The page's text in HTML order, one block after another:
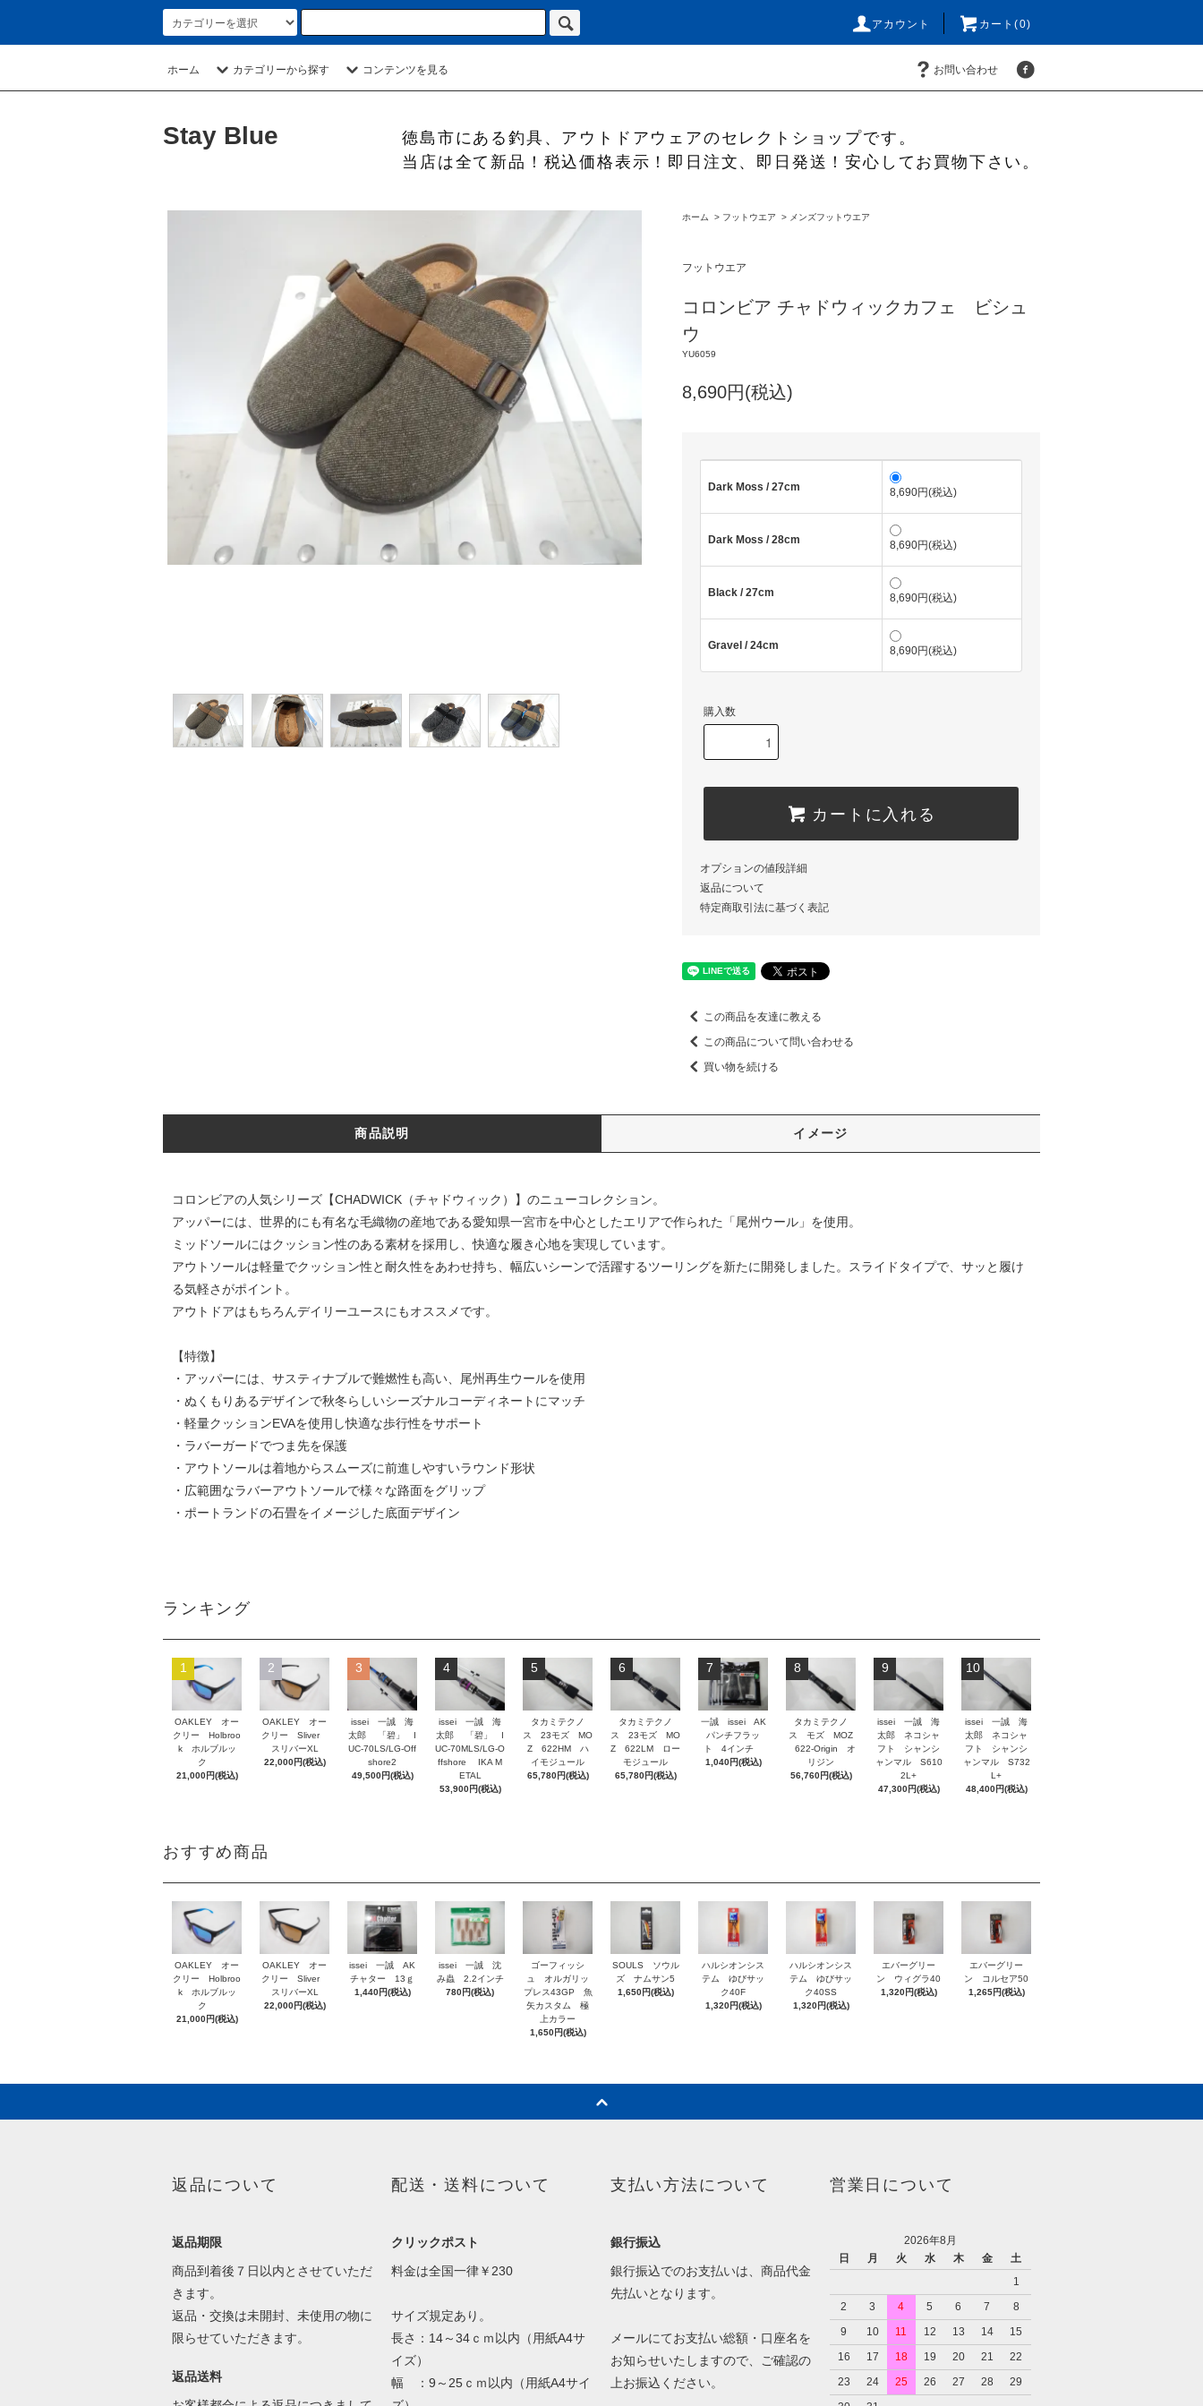
アカウント カート(0)
ホーム カテゴリーから探す コンテンツを見る お問い合わせ
Stay Blue
徳島市にある釣具、アウトドアウェアのセレクトショップです。
当店は全て新品！税込価格表示！即日注文、即日発送！安心してお買物下さい。
ホーム > フットウエア > メンズフットウエア
フットウエア
コロンビア チャドウィックカフェ ビシュ
ウ
YU6059
8,690円(税込)
Dark Moss / 27cm 8,690円(税込)
Dark Moss / 28cm 8,690円(税込)
Black / 27cm 8,690円(税込)
Gravel / 24cm 8,690円(税込)
購入数
カートに入れる
オプションの値段詳細
返品について
特定商取引法に基づく表記
この商品を友達に教える
この商品について問い合わせる
買い物を続ける
商品説明 イメージ
コロンビアの人気シリーズ【CHADWICK（チャドウィック）】のニューコレクション。
アッパーには、世界的にも有名な毛織物の産地である愛知県一宮市を中心としたエリアで作られた「尾州ウール」を使用。
ミッドソールにはクッション性のある素材を採用し、快適な履き心地を実現しています。
アウトソールは軽量でクッション性と耐久性をあわせ持ち、幅広いシーンで活躍するツーリングを新たに開発しました。スライドタイプで、サッと履け
る気軽さがポイント。
アウトドアはもちろんデイリーユースにもオススメです。
【特徴】
・アッパーには、サスティナブルで難燃性も高い、尾州再生ウールを使用
・ぬくもりあるデザインで秋冬らしいシーズナルコーディネートにマッチ
・軽量クッションEVAを使用し快適な歩行性をサポート
・ラバーガードでつま先を保護
・アウトソールは着地からスムーズに前進しやすいラウンド形状
・広範囲なラバーアウトソールで様々な路面をグリップ
・ポートランドの石畳をイメージした底面デザイン
ランキング
1
OAKLEY オー
クリー Holbroo
k ホルブルッ
ク
21,000円(税込)
2
OAKLEY オー
クリー Sliver
スリバーXL
22,000円(税込)
3
issei 一誠 海
太郎 「碧」 I
UC-70LS/LG-Off
shore2
49,500円(税込)
4
issei 一誠 海
太郎 「碧」 I
UC-70MLS/LG-O
ffshore IKA M
ETAL
53,900円(税込)
5
タカミテクノ
ス 23モズ MO
Z 622HM ハ
イモジュール
65,780円(税込)
6
タカミテクノ
ス 23モズ MO
Z 622LM ロー
モジュール
65,780円(税込)
7
一誠 issei AK
パンチフラッ
ト 4インチ
1,040円(税込)
8
タカミテクノ
ス モズ MOZ
622-Origin オ
リジン
56,760円(税込)
9
issei 一誠 海
太郎 ネコシャ
フト シャンシ
ャンマル S610
2L+
47,300円(税込)
10
issei 一誠 海
太郎 ネコシャ
フト シャンシ
ャンマル S732
L+
48,400円(税込)
おすすめ商品
OAKLEY オー
クリー Holbroo
k ホルブルッ
ク
21,000円(税込)
OAKLEY オー
クリー Sliver
スリバーXL
22,000円(税込)
issei 一誠 AK
チャター 13ｇ
1,440円(税込)
issei 一誠 沈
み蟲 2.2インチ
780円(税込)
ゴーフィッシ
ュ オルガリッ
プレス43GP 魚
矢カスタム 極
上カラー
1,650円(税込)
SOULS ソウル
ズ ナムサン5
1,650円(税込)
ハルシオンシス
テム ゆびサッ
ク40F
1,320円(税込)
ハルシオンシス
テム ゆびサッ
ク40SS
1,320円(税込)
エバーグリー
ン ウィグラ40
1,320円(税込)
エバーグリー
ン コルセア50
1,265円(税込)
返品について
返品期限
商品到着後７日以内とさせていただ
きます。
返品・交換は未開封、未使用の物に
限らせていただきます。
返品送料
配送・送料について
クリックポスト
料金は全国一律￥230
サイズ規定あり。
長さ：14～34ｃｍ以内（用紙A4サ
イズ）
幅 ：9～25ｃｍ以内（用紙A4サイ
支払い方法について
銀行振込
銀行振込でのお支払いは、商品代金
先払いとなります。
メールにてお支払い総額・口座名を
お知らせいたしますので、ご確認の
上お振込ください。
営業日について
2026年8月
日
月 火 水 木 金
土
1
2
3 4 5 6 7
8
9
10 11 12 13 14
15
16
17 18 19 20 21
22
23
24 25 26 27 28
29